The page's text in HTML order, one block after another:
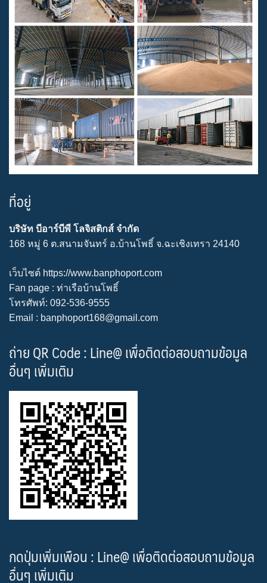
ที่อยู่
บริษัท บีอาร์บีพี โลจิสติกส์ จำกัด
168 หมู่ 6 ต.สนามจันทร์ อ.บ้านโพธิ์ จ.ฉะเชิงเทรา 24140
เว็บไซต์ https://www.banphoport.com
Fan page : ท่าเรือบ้านโพธิ์
โทรศัพท์: 092-536-9555
Email : banphoport168@gmail.com
ถ่าย QR Code : Line@ เพื่อติดต่อสอบถามข้อมูล
อื่นๆ เพิ่มเติม
กดปุ่มเพิ่มเพือน : Line@ เพื่อติดต่อสอบถามข้อมูล
อื่นๆ เพิ่มเติม